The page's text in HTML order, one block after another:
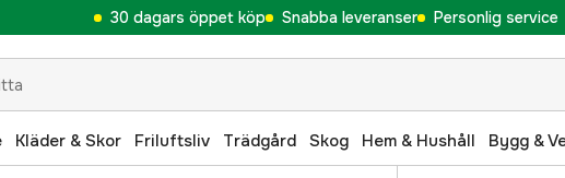
30 dagars öppet köp Snabba leveranser Personlig service
Kläder & Skor Friluftsliv Trädgård Skog Hem & Hushåll Bygg &